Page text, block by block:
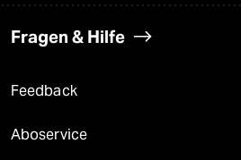
Fragen & Hilfe
Feedback
Aboservice